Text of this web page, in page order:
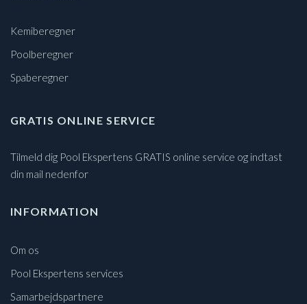
Kemiberegner
Poolberegner
Spaberegner
GRATIS ONLINE SERVICE
Tilmeld dig Pool Ekspertens GRATIS online service og indtast
din mail nedenfor
INFORMATION
Om os
Pool Ekspertens services
Samarbejdspartnere